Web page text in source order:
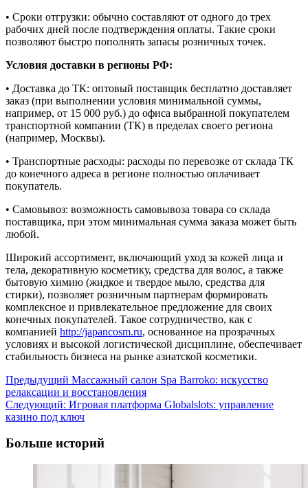
• Сроки отгрузки: обычно составляют от одного до трех
рабочих дней после подтверждения оплаты. Такие сроки
позволяют быстро пополнять запасы розничных точек.
Условия доставки в регионы РФ:
• Доставка до ТК: оптовый поставщик бесплатно доставляет
заказ (при выполнении условия минимальной суммы,
например, от 15 000 руб.) до офиса выбранной покупателем
транспортной компании (ТК) в пределах своего региона
(например, Москвы).
• Транспортные расходы: расходы по перевозке от склада ТК
до конечного адреса в регионе полностью оплачивает
покупатель.
• Самовывоз: возможность самовывоза товара со склада
поставщика, при этом минимальная сумма заказа может быть
любой.
Широкий ассортимент, включающий уход за кожей лица и
тела, декоративную косметику, средства для волос, а также
бытовую химию (жидкое и твердое мыло, средства для
стирки), позволяет розничным партнерам формировать
комплексное и привлекательное предложение для своих
конечных покупателей. Такое сотрудничество, как с
компанией http://japancosm.ru, основанное на прозрачных
условиях и высокой логистической дисциплине, обеспечивает
стабильность бизнеса на рынке азиатской косметики.
Навигация
записи
Предыдущий Массажный салон Spa Barroko: искусство
релаксации и восстановления
Следующий: Игровая платформа Globalslots: управление
казино под ключ
Больше историй